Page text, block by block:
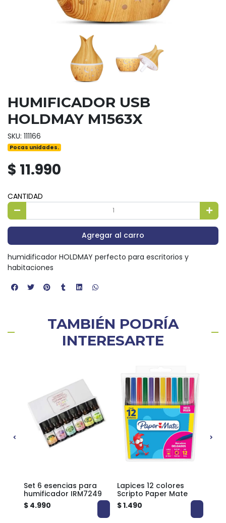
HUMIFICADOR USB
HOLDMAY M1563X
SKU: 111166
Pocas unidades.
$ 11.990
CANTIDAD
Agregar al carro
humidificador HOLDMAY perfecto para escritorios y
habitaciones
TAMBIÉN PODRÍA
INTERESARTE
Set 6 esencias para
humificador IRM7249
$ 4.990
Lapices 12 colores
Scripto Paper Mate
$ 1.490